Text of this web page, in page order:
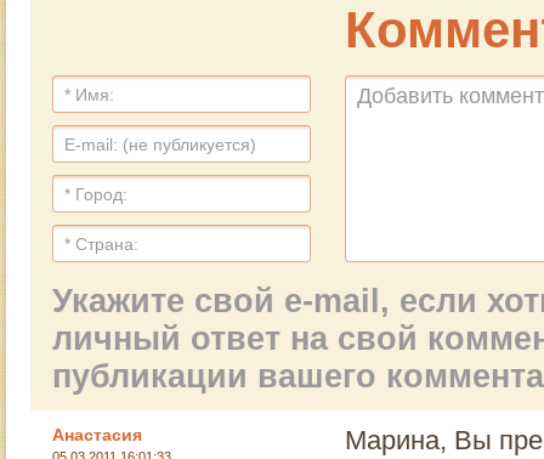
Укажите свой e-mail, если
личный ответ на свой
публикации вашего
Анастасия
Марина, Вы